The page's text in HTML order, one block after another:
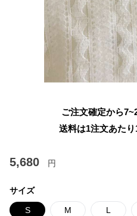
ご注文確定から
送料は1注文あたり
5,680 円
サイズ
S M L